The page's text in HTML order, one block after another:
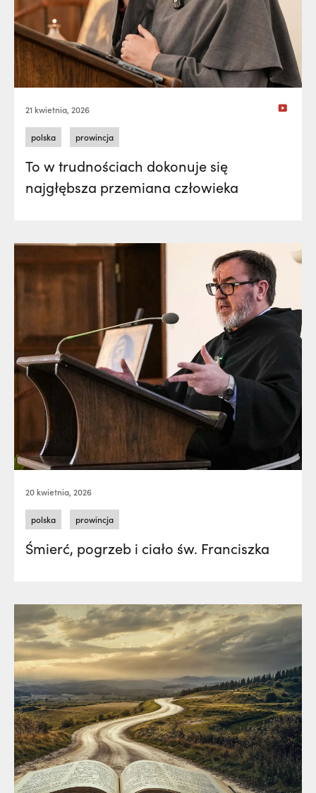
21 kwietnia, 2026
polska prowincja
To w trudnościach dokonuje się
najgłębsza przemiana człowieka
20 kwietnia, 2026
polska prowincja
Śmierć, pogrzeb i ciało św. Franciszka